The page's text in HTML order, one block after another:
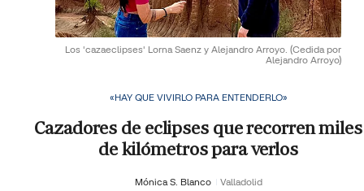
Los 'cazaeclipses' Lorna Saenz y Alejandro Arroyo. (Cedida por
Alejandro Arroyo)
«HAY QUE VIVIRLO PARA ENTENDERLO»
Cazadores de eclipses que recorren miles
de kilómetros para verlos
Mónica S. Blanco Valladolid